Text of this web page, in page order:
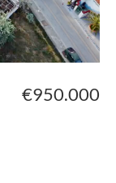
€950.000